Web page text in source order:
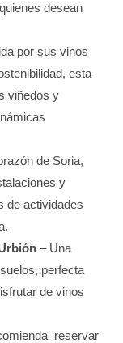
desean
por sus vinos
esta
viñedos y
de Soria,
y
de actividades
– Una
perfecta
de vinos
reservar